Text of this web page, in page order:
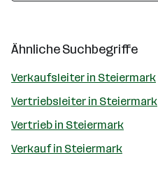
Ähnliche Suchbegriffe
Verkaufsleiter in Steiermark
Vertriebsleiter in Steiermark
Vertrieb in Steiermark
Verkauf in Steiermark